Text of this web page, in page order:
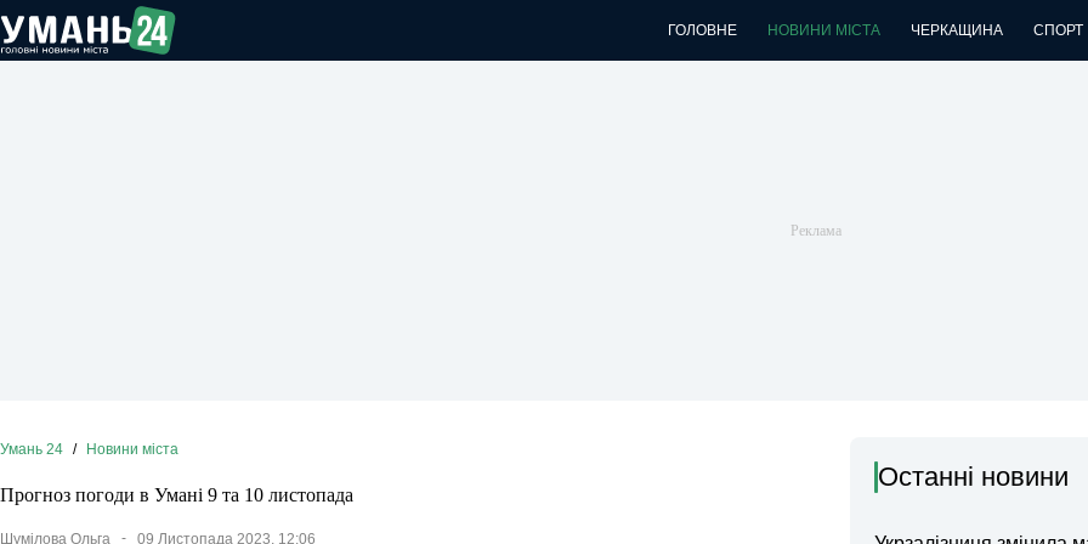
до
вмісту
ГОЛОВНЕ НОВИНИ МІСТА ЧЕРКАЩИНА СПОРТ
Умань 24 / Новини міста
Прогноз погоди в Умані 9 та 10 листопада
Шумілова Ольга 09 Листопада 2023, 12:06
Останні новини